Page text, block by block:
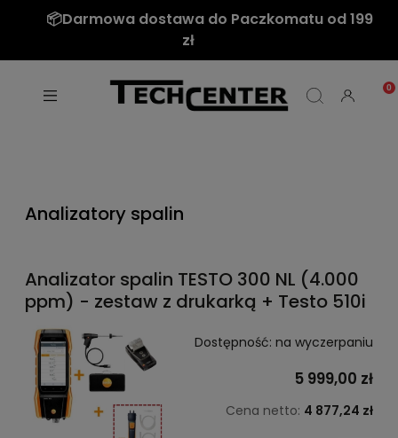
📦Darmowa dostawa do Paczkomatu od 199
zł
Analizatory spalin
Analizator spalin TESTO 300 NL (4.000
ppm) - zestaw z drukarką + Testo 510i
Dostępność: na wyczerpaniu
5 999,00 zł
Cena netto: 4 877,24 zł